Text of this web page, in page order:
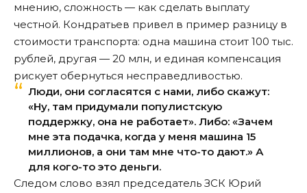
мнению, сложность — как сделать выплату
честной. Кондратьев привел в пример разницу в
стоимости транспорта: одна машина стоит 100 тыс.
рублей, другая — 20 млн, и единая компенсация
рискует обернуться несправедливостью.
Люди, они согласятся с нами, либо скажут:
«Ну, там придумали популистскую
поддержку, она не работает». Либо: «Зачем
мне эта подачка, когда у меня машина 15
миллионов, а они там мне что-то дают.» А
для кого-то это деньги.
Следом слово взял председатель ЗСК Юрий